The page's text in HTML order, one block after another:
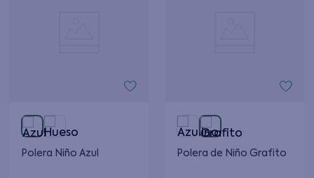
Polera Niño Azul Polera de Niño Grafito